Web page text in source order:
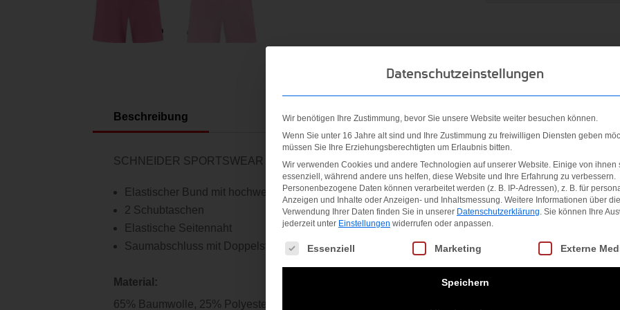
Beschreibung
SCHNEIDER SPORTSWEAR LATINAW-SHORTS für Frauen
Elastischer Bund mit hochwertiger, elastischer Kordel und Metallenden
2 Schubtaschen
Elastische Seitennaht
Saumabschluss mit Doppelstich-Naht
Material:
65% Baumwolle, 25% Polyester, 10% Elasthan
Datenschutzeinstellungen
Wir benötigen Ihre Zustimmung, bevor Sie unsere Website weiter besuchen können.
Wenn Sie unter 16 Jahre alt sind und Ihre Zustimmung zu freiwilligen Diensten geben
müssen Sie Ihre Erziehungsberechtigten um Erlaubnis bitten.
Wir verwenden Cookies und andere Technologien auf unserer Website. Einige von ihnen
essenziell, während andere uns helfen, diese Website und Ihre Erfahrung zu verbessern.
Personenbezogene Daten können verarbeitet werden (z. B. IP-Adressen), z. B. für
Anzeigen und Inhalte oder Anzeigen- und Inhaltsmessung. Weitere Informationen über die
Verwendung Ihrer Daten finden Sie in unserer Datenschutzerklärung. Sie können Ihre
jederzeit unter Einstellungen widerrufen oder anpassen.
Es folgt eine Liste der Service-Gruppen, für die eine Einwilligung erteilt
Essenziell Marketing Externe
Speichern